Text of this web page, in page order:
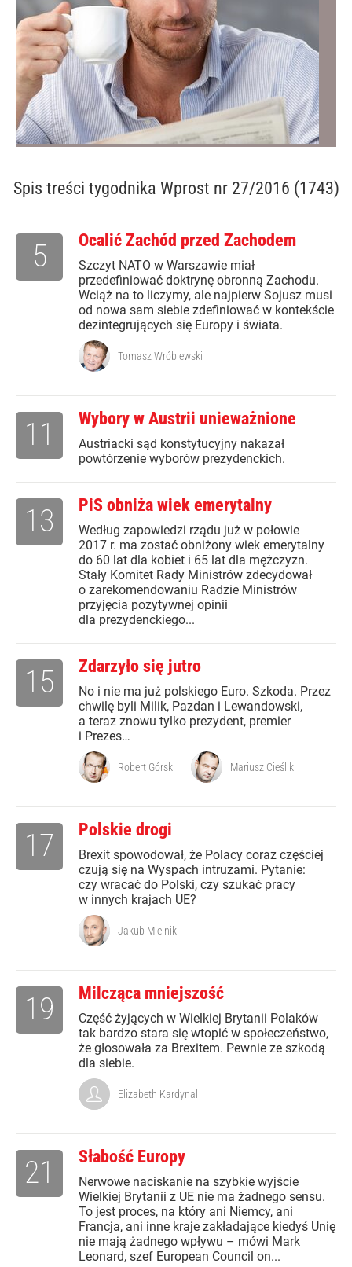
Spis treści tygodnika Wprost nr 27/2016 (1743)
Ocalić Zachód przed Zachodem
Szczyt NATO w Warszawie miał
przedefiniować doktrynę obronną Zachodu.
Wciąż na to liczymy, ale najpierw Sojusz musi
od nowa sam siebie zdefiniować w kontekście
dezintegrujących się Europy i świata.
5
Tomasz Wróblewski
Wybory w Austrii unieważnione
Austriacki sąd konstytucyjny nakazał
powtórzenie wyborów prezydenckich.
11
PiS obniża wiek emerytalny
Według zapowiedzi rządu już w połowie
2017 r. ma zostać obniżony wiek emerytalny
do 60 lat dla kobiet i 65 lat dla mężczyzn.
Stały Komitet Rady Ministrów zdecydował
o zarekomendowaniu Radzie Ministrów
przyjęcia pozytywnej opinii
dla prezydenckiego...
13
Zdarzyło się jutro
No i nie ma już polskiego Euro. Szkoda. Przez
chwilę byli Milik, Pazdan i Lewandowski,
a teraz znowu tylko prezydent, premier
i Prezes…
15
Robert Górski Mariusz Cieślik
Polskie drogi
Brexit spowodował, że Polacy coraz częściej
czują się na Wyspach intruzami. Pytanie:
czy wracać do Polski, czy szukać pracy
w innych krajach UE?
17
Jakub Mielnik
Milcząca mniejszość
Część żyjących w Wielkiej Brytanii Polaków
tak bardzo stara się wtopić w społeczeństwo,
że głosowała za Brexitem. Pewnie ze szkodą
dla siebie.
19
Elizabeth Kardynal
Słabość Europy
Nerwowe naciskanie na szybkie wyjście
Wielkiej Brytanii z UE nie ma żadnego sensu.
To jest proces, na który ani Niemcy, ani
Francja, ani inne kraje zakładające kiedyś Unię
nie mają żadnego wpływu – mówi Mark
Leonard, szef European Council on...
21